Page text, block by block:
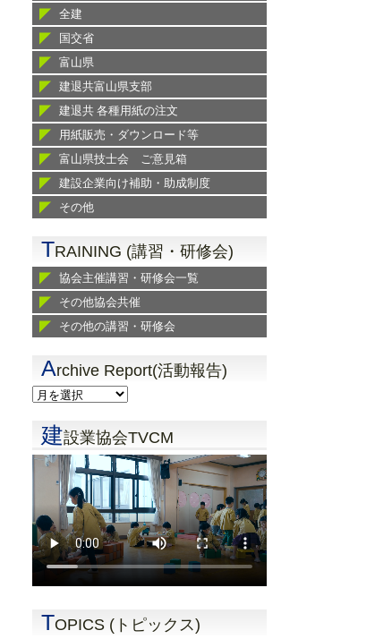
全建
国交省
富山県
建退共富山県支部
建退共 各種用紙の注文
用紙販売・ダウンロード等
富山県技士会 ご意見箱
建設企業向け補助・助成制度
その他
TRAINING (講習・研修会)
協会主催講習・研修会一覧
その他協会共催
その他の講習・研修会
Archive Report(活動報告)
建設業協会TVCM
TOPICS (トピックス)